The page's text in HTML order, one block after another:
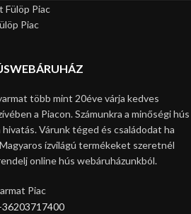
Piac
több mint 20éve várja kedves
a Piacon. Számunkra a minőségi hús
Várunk téged és családodat ha
ízvilágú termékeket szeretnél
online hús webáruházunkból.
Piac